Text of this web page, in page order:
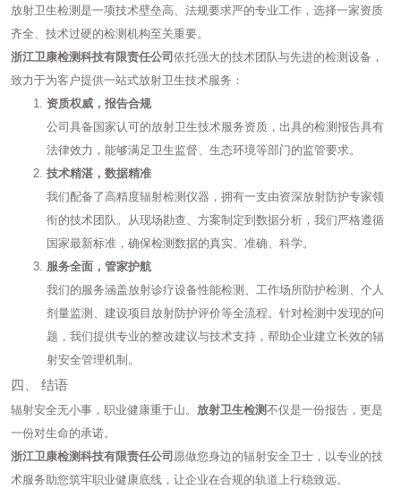
放射卫生检测是一项技术壁垒高、法规要求严的专业工作，选择一家资质
齐全、技术过硬的检测机构至关重要。
浙江卫康检测科技有限责任公司依托强大的技术团队与先进的检测设备，
致力于为客户提供一站式放射卫生技术服务：
资质权威，报告合规
公司具备国家认可的放射卫生技术服务资质，出具的检测报告具有
法律效力，能够满足卫生监督、生态环境等部门的监管要求。
技术精湛，数据精准
我们配备了高精度辐射检测仪器，拥有一支由资深放射防护专家领
衔的技术团队。从现场勘查、方案制定到数据分析，我们严格遵循
国家最新标准，确保检测数据的真实、准确、科学。
服务全面，管家护航
我们的服务涵盖放射诊疗设备性能检测、工作场所防护检测、个人
剂量监测、建设项目放射防护评价等全流程。针对检测中发现的问
题，我们提供专业的整改建议与技术支持，帮助企业建立长效的辐
射安全管理机制。
四、 结语
辐射安全无小事，职业健康重于山。 放射卫生检测不仅是一份报告，更是
一份对生命的承诺。
浙江卫康检测科技有限责任公司 愿做您身边的辐射安全卫士，以专业的技
术服务助您筑牢职业健康底线，让企业在合规的轨道上行稳致远。